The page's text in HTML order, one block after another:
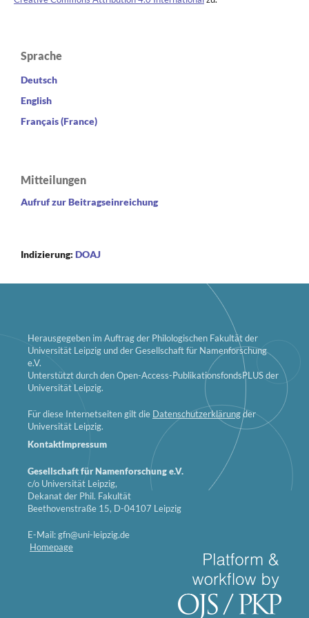
Sprache
Deutsch
English
Français (France)
Mitteilungen
Aufruf zur Beitragseinreichung
Indizierung: DOAJ
Herausgegeben im Auftrag der Philologischen Fakultät der
Universität Leipzig und der Gesellschaft für Namenforschung
e.V.
Unterstützt durch den Open-Access-PublikationsfondsPLUS der
Universität Leipzig.
Für diese Internetseiten gilt die Datenschutzerklärungder
Universität Leipzig.
KontaktImpressum
Gesellschaft für Namenforschung e.V.
c/o Universität Leipzig,
Dekanat der Phil. Fakultät
Beethovenstraße 15, D-04107 Leipzig
E-Mail: gfn@uni-leipzig.de
Homepage